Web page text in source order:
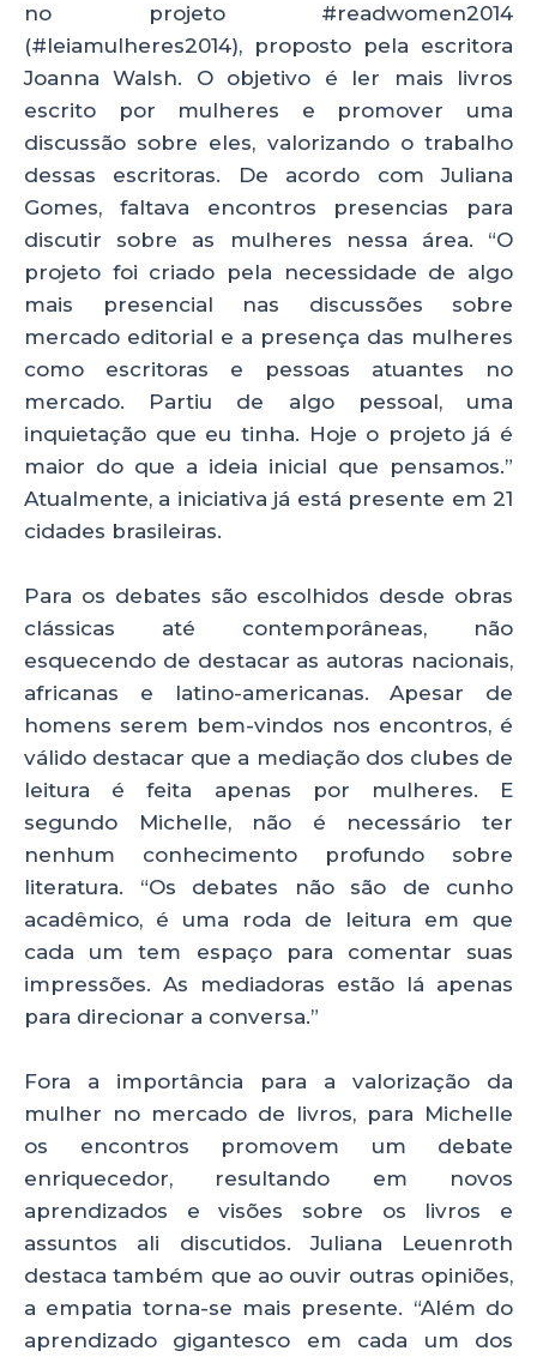
no projeto #readwomen2014
(#leiamulheres2014), proposto pela escritora
Joanna Walsh. O objetivo é ler mais livros
escrito por mulheres e promover uma
discussão sobre eles, valorizando o trabalho
dessas escritoras. De acordo com Juliana
Gomes, faltava encontros presencias para
discutir sobre as mulheres nessa área. “O
projeto foi criado pela necessidade de algo
mais presencial nas discussões sobre
mercado editorial e a presença das mulheres
como escritoras e pessoas atuantes no
mercado. Partiu de algo pessoal, uma
inquietação que eu tinha. Hoje o projeto já é
maior do que a ideia inicial que pensamos.”
Atualmente, a iniciativa já está presente em 21
cidades brasileiras.
Para os debates são escolhidos desde obras
clássicas até contemporâneas, não
esquecendo de destacar as autoras nacionais,
africanas e latino-americanas. Apesar de
homens serem bem-vindos nos encontros, é
válido destacar que a mediação dos clubes de
leitura é feita apenas por mulheres. E
segundo Michelle, não é necessário ter
nenhum conhecimento profundo sobre
literatura. “Os debates não são de cunho
acadêmico, é uma roda de leitura em que
cada um tem espaço para comentar suas
impressões. As mediadoras estão lá apenas
para direcionar a conversa.”
Fora a importância para a valorização da
mulher no mercado de livros, para Michelle
os encontros promovem um debate
enriquecedor, resultando em novos
aprendizados e visões sobre os livros e
assuntos ali discutidos. Juliana Leuenroth
destaca também que ao ouvir outras opiniões,
a empatia torna-se mais presente. “Além do
aprendizado gigantesco em cada um dos